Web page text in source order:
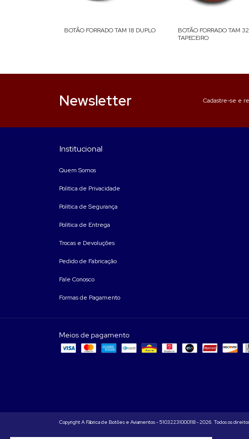
BOTÃO FORRADO TAM 18 DUPLO
BOTÃO FORRADO TAM 32
TAPECEIRO
Newsletter Cadastre-se e
Institucional
Quem Somos
Politica de Privacidade
Política de Segurança
Política de Entrega
Trocas e Devoluções
Pedido de Fabricação
Fale Conosco
Formas de Pagamento
Meios de pagamento
Copyright A Fábrica de Botões e Aviamentos - 51032231000118 - 2026. Todos os